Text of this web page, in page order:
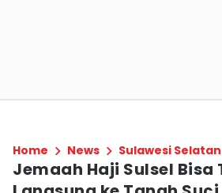
Home News Sulawesi Selatan
Jemaah Haji Sulsel Bisa